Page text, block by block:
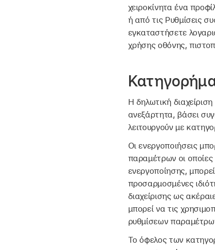
χειροκίνητα ένα
ή από τις Ρυθμίσεις
εγκαταστήσετε
χρήσης οθόνης,
Η δηλωτική
ανεξάρτητα, βάσει
λειτουργούν με
Οι ενεργοποιήσεις
παραμέτρων οι
ενεργοποίησης,
προσαρμοσμένες
διαχείρισης ως
μπορεί να τις
ρυθμίσεων
Το όφελος των